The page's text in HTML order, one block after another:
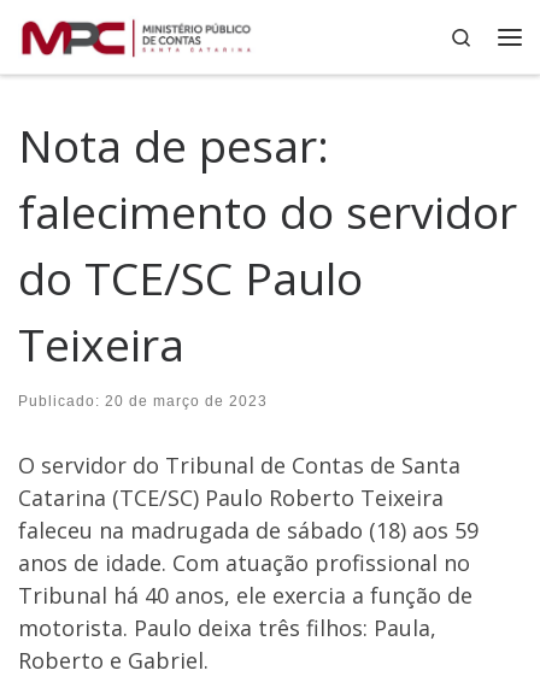
Skip to content
Search
Nota de pesar:
falecimento do servidor
do TCE/SC Paulo
Teixeira
Publicado: 20 de março de 2023
O servidor do Tribunal de Contas de Santa
Catarina (TCE/SC) Paulo Roberto Teixeira
faleceu na madrugada de sábado (18) aos 59
anos de idade. Com atuação profissional no
Tribunal há 40 anos, ele exercia a função de
motorista. Paulo deixa três filhos: Paula,
Roberto e Gabriel.